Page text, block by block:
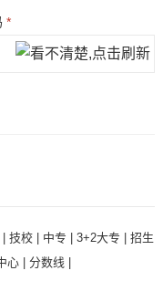
*
|技校 中专 |3+2大专 |招生
心| 分数线|